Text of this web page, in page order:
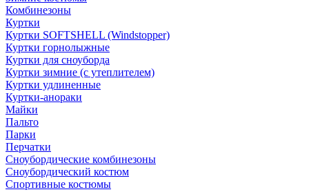
Комбинезоны
Куртки
Куртки SOFTSHELL (Windstopper)
Куртки горнолыжные
Куртки для сноуборда
Куртки зимние (с утеплителем)
Куртки удлиненные
Куртки-анораки
Майки
Пальто
Парки
Перчатки
Сноубордические комбинезоны
Сноубордический костюм
Спортивные костюмы